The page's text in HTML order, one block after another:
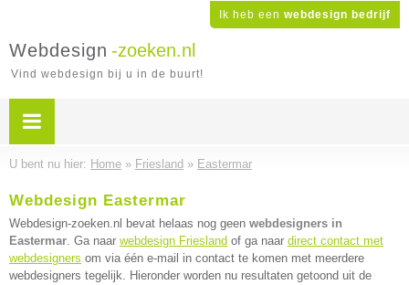
Ik heb een webdesign bedrijf
Webdesign -zoeken.nl
Vind webdesign bij u in de buurt!
U bent nu hier: Home » Friesland » Eastermar
Webdesign Eastermar
Webdesign-zoeken.nl bevat helaas nog geen webdesigners in
Eastermar. Ga naar webdesign Friesland of ga naar direct contact met
webdesigners om via één e-mail in contact te komen met meerdere
webdesigners tegelijk. Hieronder worden nu resultaten getoond uit de